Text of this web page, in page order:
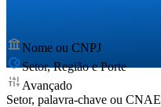
Nome ou CNPJ
Setor, Região e Porte
Avançado
Setor, palavra-chave ou CNAE